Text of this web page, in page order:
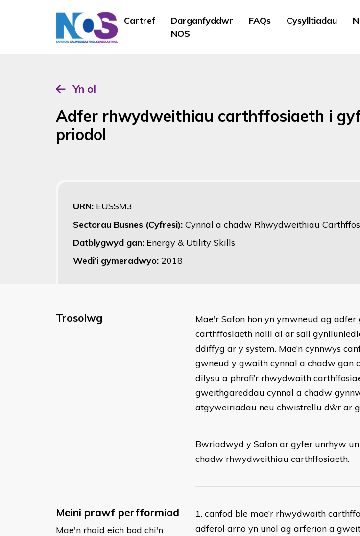
Cartref
Darganfyddwr
NOS
FAQs Cysylltiadau
Yn ol
Adfer rhwydweithiau carthffosiaeth i
priodol
URN: EUSSM3
Sectorau Busnes (Cyfresi): Cynnal a chadw Rhwydweithiau
Datblygwyd gan: Energy & Utility Skills
Wedi'i gymeradwyo: 2018
Trosolwg
Mae'r Safon hon yn ymwneud ag
carthffosiaeth naill ai ar sail
ddiffyg ar y system. Mae’n cynnwys
gwneud y gwaith cynnal a chadw gan
dilysu a phrofi’r rhwydwaith
gweithgareddau cynnal a chadw
atgyweiriadau neu chwistrellu dŵr ar
Bwriadwyd y Safon ar gyfer unrhyw
chadw rhwydweithiau carthffosiaeth.
Meini prawf perfformiad
Mae'n rhaid eich bod chi'n
​1. canfod ble mae’r rhwydwaith
adferol arno yn unol ag arferion a